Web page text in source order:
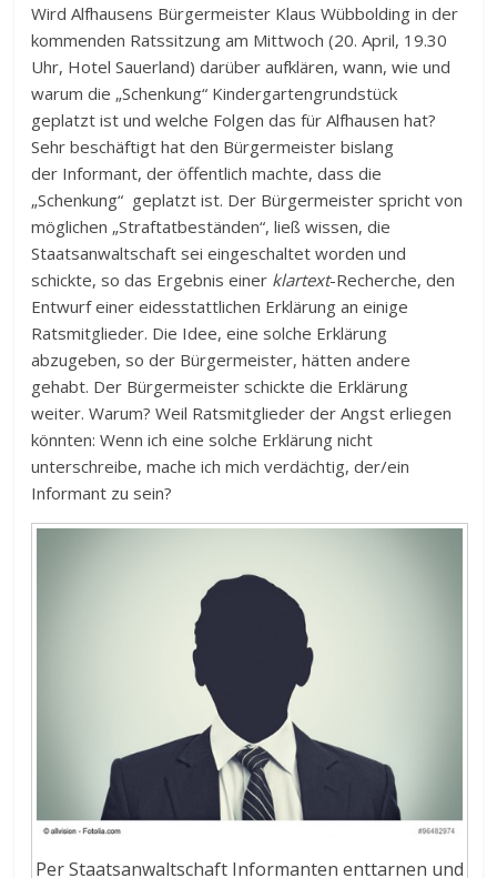
Wird Alfhausens Bürgermeister Klaus Wübbolding in der
kommenden Ratssitzung am Mittwoch (20. April, 19.30
Uhr, Hotel Sauerland) darüber aufklären, wann, wie und
warum die „Schenkung“ Kindergartengrundstück
geplatzt ist und welche Folgen das für Alfhausen hat?
Sehr beschäftigt hat den Bürgermeister bislang
der Informant, der öffentlich machte, dass die
„Schenkung“ geplatzt ist. Der Bürgermeister spricht von
möglichen „Straftatbeständen“, ließ wissen, die
Staatsanwaltschaft sei eingeschaltet worden und
schickte, so das Ergebnis einer klartext-Recherche, den
Entwurf einer eidesstattlichen Erklärung an einige
Ratsmitglieder. Die Idee, eine solche Erklärung
abzugeben, so der Bürgermeister, hätten andere
gehabt. Der Bürgermeister schickte die Erklärung
weiter. Warum? Weil Ratsmitglieder der Angst erliegen
könnten: Wenn ich eine solche Erklärung nicht
unterschreibe, mache ich mich verdächtig, der/ein
Informant zu sein?
Per Staatsanwaltschaft Informanten enttarnen und